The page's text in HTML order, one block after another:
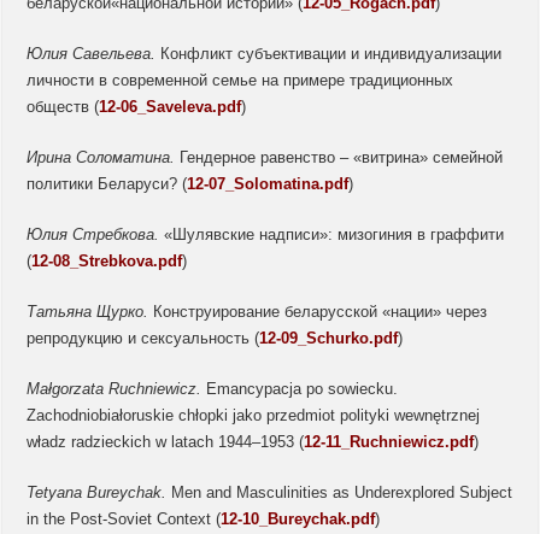
Юлия Савельева. Конфликт субъективации и индивидуализации
личности в современной семье на примере традиционных
обществ (12-06_Saveleva.pdf)
Ирина Соломатина. Гендерное равенство – «витрина» семейной
политики Беларуси? (12-07_Solomatina.pdf)
Юлия Стребкова.«Шулявские надписи»: мизогиния в граффити
(12-08_Strebkova.pdf)
Татьяна Щурко. Конструирование беларусской «нации» через
репродукцию и сексуальность (12-09_Schurko.pdf)
Małgorzata Ruchniewicz. Emancypacja po sowiecku.
Zachodniobiałoruskie chłopki jako przedmiot polityki wewnętrznej
władz radzieckich w latach 1944–1953 (12-11_Ruchniewicz.pdf)
Tetyana Bureychak. Men and Masculinities as Underexplored Subject
in the Post-Soviet Context (12-10_Bureychak.pdf)